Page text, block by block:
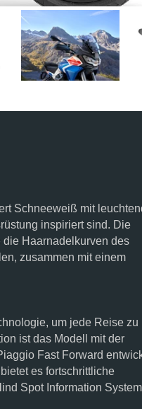
Schneeweiß mit
inspiriert sind. Die
die Haarnadelkurven des
zusammen mit einem
um jede Reise zu
ist das Modell mit der
Fast Forward
es fortschrittliche
Spot Information System